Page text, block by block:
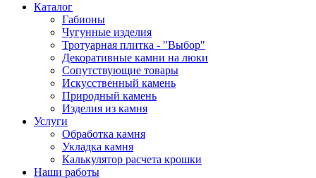
Каталог
Габионы
Чугунные изделия
Тротуарная плитка - "Выбор"
Декоративные камни на люки
Сопутствующие товары
Искусственный камень
Природный камень
Изделия из камня
Услуги
Обработка камня
Укладка камня
Калькулятор расчета крошки
Наши работы